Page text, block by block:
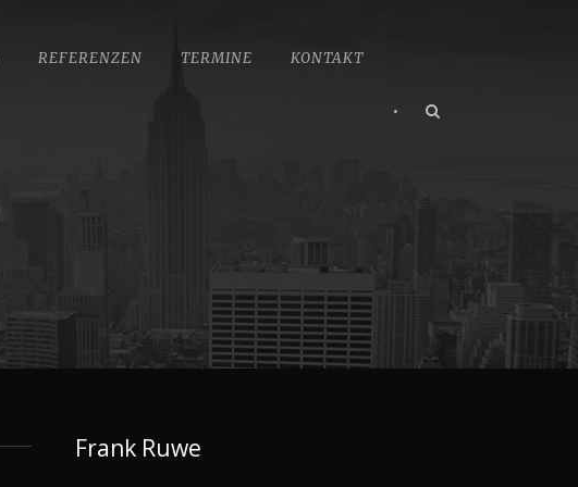
REFERENZEN TERMINE KONTAKT
•
Frank Ruwe